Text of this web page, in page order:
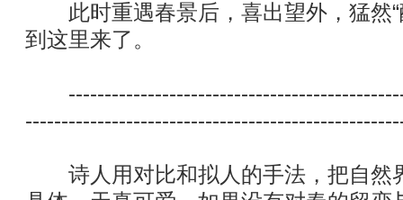
此时重遇春景后，喜出望外，猛然“
到这里来了。
诗人用对比和拟人的手法，把自然